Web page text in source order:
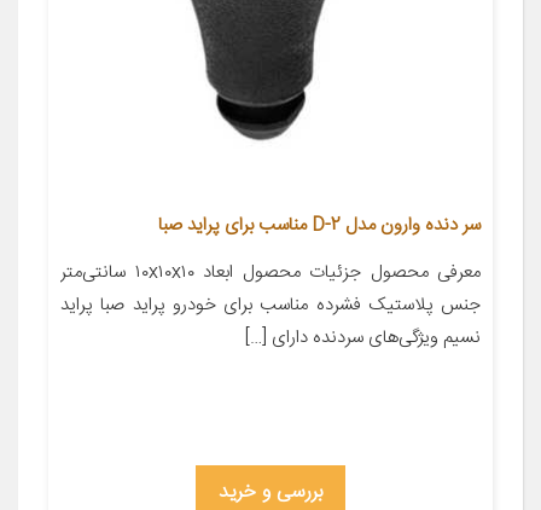
سر دنده وارون مدل D-2 مناسب برای پراید صبا
معرفی محصول جزئیات محصول ابعاد ۱۰x۱۰x۱۰ سانتی‌متر
جنس پلاستیک فشرده مناسب برای خودرو پراید صبا پراید
نسیم ویژگی‌های سردنده دارای […]
بررسی و خرید